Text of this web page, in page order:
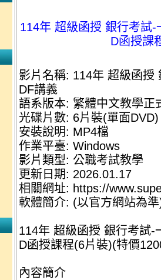
114年 超級函授 銀行考試
D函授課
影片名稱: 114年 超級函授
DF講義
語系版本: 繁體中文教學正
光碟片數: 6片裝(單面DVD)
安裝說明: MP4檔
作業平臺: Windows
影片類型: 公職考試教學
更新日期: 2026.01.17
相關網址: https://
軟體簡介: (以官方網站為
114年 超級函授 銀行考試-
D函授課程(6片裝)(特價
內容簡介